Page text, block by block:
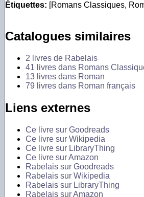
Étiquettes: [Romans Classiques,
Catalogues similaires
2 livres de Rabelais
41 livres dans Romans
13 livres dans Roman
79 livres dans Roman français
Liens externes
Ce livre sur Goodreads
Ce livre sur Wikipedia
Ce livre sur LibraryThing
Ce livre sur Amazon
Rabelais sur Goodreads
Rabelais sur Wikipedia
Rabelais sur LibraryThing
Rabelais sur Amazon